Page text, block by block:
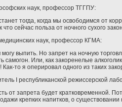
наук, профессор ТГГПУ:
тогда, когда мы освободимся от
сейчас польза от ночного сухого
наук, профессор КГМА:
могу выпить. Но запрет на ночную
самогон. Или, как закоренелые
то я оперировал одного из таких
I республиканской режиссерской
от запрета будет кратковременной.
крепких напитков, о